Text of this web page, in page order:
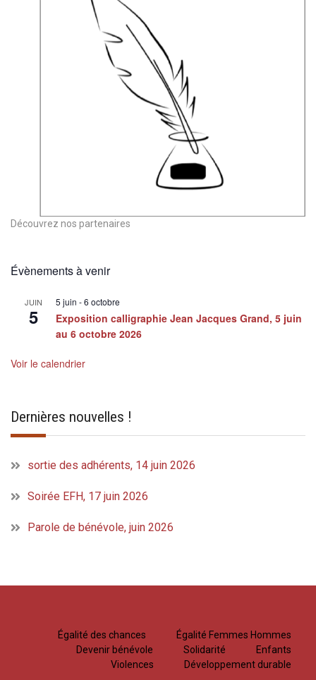
Découvrez nos partenaires
Évènements à venir
JUIN
5
5 juin -6 octobre
Exposition calligraphie Jean Jacques Grand, 5 juin
au 6 octobre 2026
Voir le calendrier
Dernières nouvelles !
sortie des adhérents, 14 juin 2026
Soirée EFH, 17 juin 2026
Parole de bénévole, juin 2026
Égalité des chances
Égalité Femmes Hommes
Devenir bénévole
Solidarité
Enfants
Violences
Développement durable